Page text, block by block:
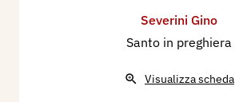
Severini Gino
Santo in preghiera
Visualizza scheda